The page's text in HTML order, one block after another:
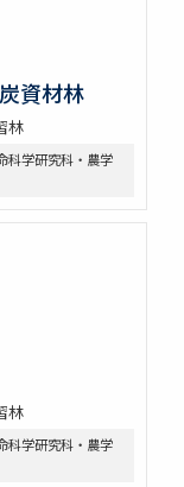
資材林
林
科学研究科・農学
林
科学研究科・農学